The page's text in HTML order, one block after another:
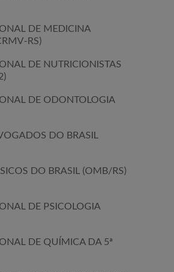
DE MEDICINA
RS)
DE NUTRICIONISTAS
DE ODONTOLOGIA
DO BRASIL
DO BRASIL (OMB/RS)
DE PSICOLOGIA
DE QUÍMICA DA 5ª